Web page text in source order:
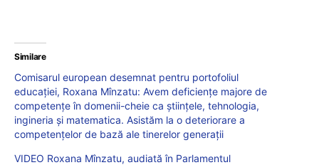
Similare
Comisarul european desemnat pentru portofoliul
educației, Roxana Mînzatu: Avem deficiențe majore de
competențe în domenii-cheie ca științele, tehnologia,
ingineria și matematica. Asistăm la o deteriorare a
competențelor de bază ale tinerelor generații
VIDEO Roxana Mînzatu, audiată în Parlamentul